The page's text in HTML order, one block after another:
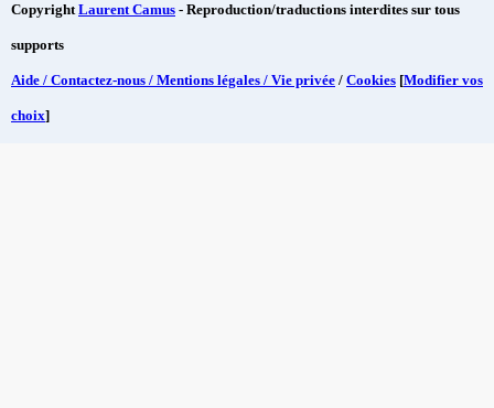
CopyrightLaurent Camus - Reproduction/traductions interdites sur tous
supports
Aide / Contactez-nous / Mentions légales / Vie privée / Cookies [Modifier vos
choix]